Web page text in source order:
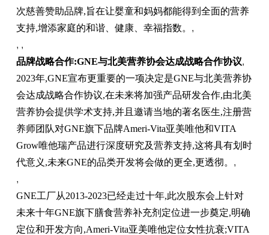
次慈善赞助品牌,旨在让婴童和妈妈都能得到全面的营养
支持,增添家庭的和谐、健康、幸福指数。 ,
, ,
品牌战略合作:GNE与北美营养协会达成战略合作协议,
2023年,GNE宣布更重要的一项决定是GNE与北美营养协
会达成战略合作协议,在未来将加强产品研发合作,由北美
营养协会提供学术支持,并且邀请当地的著名医生,注册营
养师团队对GNE旗下品牌Ameri-Vita亚美唯他和VITA
Grow唯他瑞产品进行深度研究及营养支持,这将具有划时
代意义,未来GNE的品类开发将会做的更全,更透彻。 ,
,
GNE工厂从2013-2023已经走过十年,此次股东会上针对
未来十年GNE旗下膳食营养补充剂定位进一步奠定,明确
定位和开发方向,Ameri-Vita亚美唯他定位女性抗衰;VITA